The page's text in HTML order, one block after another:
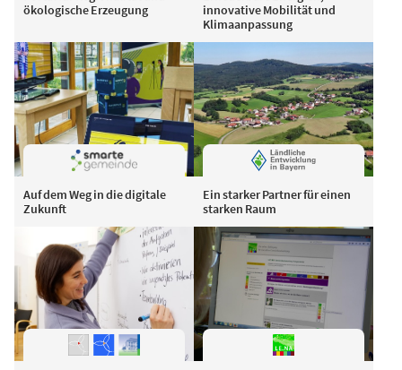
ökologische Erzeugung
innovative Mobilität und
Klimaanpassung
Auf dem Weg in die digitale
Zukunft
Ein starker Partner für einen
starken Raum